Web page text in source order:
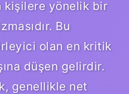
kişilere yönelik bir
Bu
olan en kritik
düşen gelirdir.
genellikle net